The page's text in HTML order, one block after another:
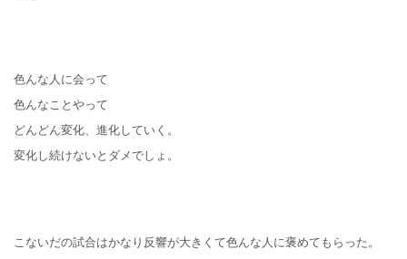
色んな人に会って
色んなことやって
どんどん変化、進化していく。
変化し続けないとダメでしょ。
こないだの試合はかなり反響が大きくて色んな人に褒めてもらった。